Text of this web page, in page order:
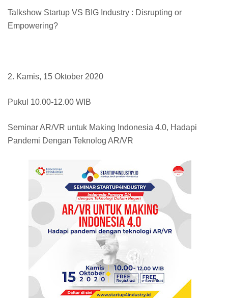
Talkshow Startup VS BIG Industry : Disrupting or
Empowering?
2. Kamis, 15 Oktober 2020
Pukul 10.00-12.00 WIB
Seminar AR/VR untuk Making Indonesia 4.0, Hadapi
Pandemi Dengan Teknolog AR/VR